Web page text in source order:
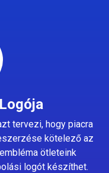
tervezi, hogy piacra
kötelező az
ötleteink
logót készíthet.